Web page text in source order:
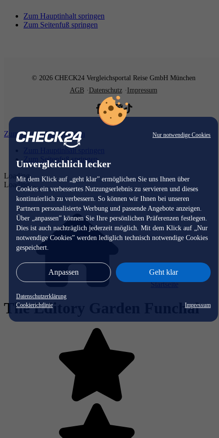
Nur notwendige Cookies
Unvergleichlich lecker
Mit dem Klick auf „geht klar” ermöglichen Sie uns Ihnen über
Cookies ein verbessertes Nutzungserlebnis zu servieren und dieses
kontinuierlich zu verbessern. So können wir Ihnen bei unseren
Partnern personalisierte Werbung und passende Angebote anzeigen.
Über „anpassen” können Sie Ihre persönlichen Präferenzen festlegen.
Dies ist auch nachträglich jederzeit möglich. Mit dem Klick auf „Nur
notwendige Cookies” werden lediglich technisch notwendige Cookies
gespeichert.
Anpassen Geht klar
Datenschutzerklärung
Cookierichtlinie
Impressum
Zum Hauptinhalt springen
Zum Seitenfuß springen
© 2026 CHECK24 Vergleichsportal Reise GmbH München
AGB
Datenschutz Impressum
Zum Hauptinhalt springen
Zum Hauptinhalt springen
Zum Seitenfuß springen
Loading...
Loading...
Startseite
The Editory Garden Funchal